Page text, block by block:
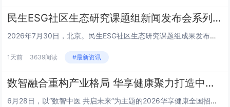
民生ESG社区生态研究课题组新闻发布会系列 | 王栎篇
2026年7月30日，北京。民生ESG社区生态研究课题组成果发布会上，三公平台董事长王栎就平台核心定位、建设路径及未来规...
1天前 3639阅读 #最新资讯
数智融合重构产业格局 华享健康聚力打造中医健康新生态
6月28日，以“数智中医 共启未来”为主题的2026华享健康全国招商发布会在山东济南举行。本次大会汇聚政府主管部门领导、...